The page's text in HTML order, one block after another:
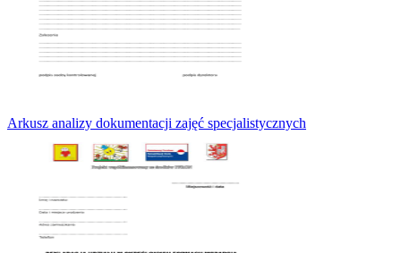
Arkusz analizy dokumentacji zajęć specjalistycznych